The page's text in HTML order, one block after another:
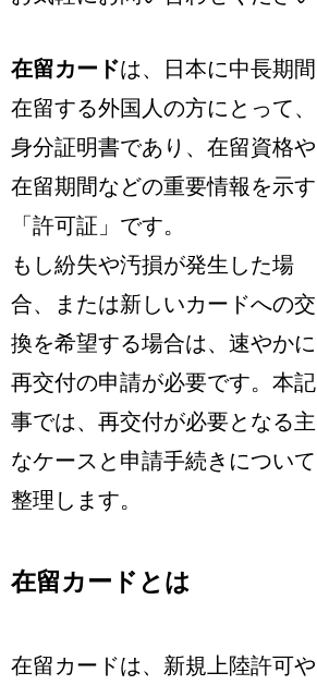
在留カードは、日本に中長期間
在留する外国人の方にとって、
身分証明書であり、在留資格や
在留期間などの重要情報を示す
「許可証」です。
もし紛失や汚損が発生した場
合、または新しいカードへの交
換を希望する場合は、速やかに
再交付の申請が必要です。本記
事では、再交付が必要となる主
なケースと申請手続きについて
整理します。
在留カードとは
在留カードは、新規上陸許可や